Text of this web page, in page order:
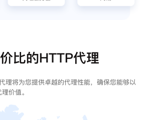
比的HTTP代理
理将为您提供卓越的代理性能，确保您能够以
价值。